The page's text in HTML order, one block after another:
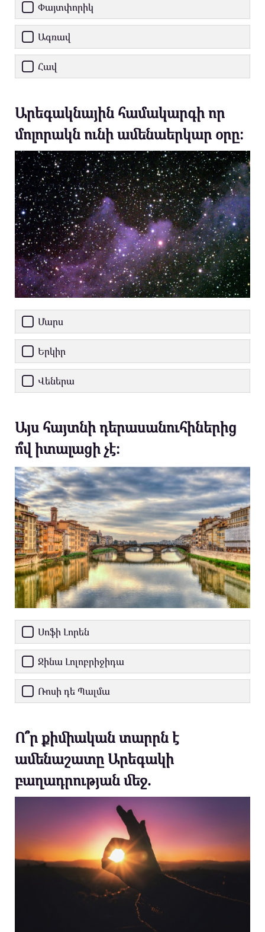
Փայտփորիկ
Ագռավ
Հավ
Արեգակնային համակարգի որ
մոլորակն ունի ամենաերկար օրը։
Մարս
Երկիր
Վեներա
Այս հայտնի դերասանուհիներից
ո՞վ իտալացի չէ։
Սոֆի Լորեն
Ջինա Լոլոբրիջիդա
Ռոսի դե Պալմա
Ո՞ր քիմիական տարրն է
ամենաշատը Արեգակի
բաղադրության մեջ.